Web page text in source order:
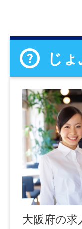
じ
大阪府の